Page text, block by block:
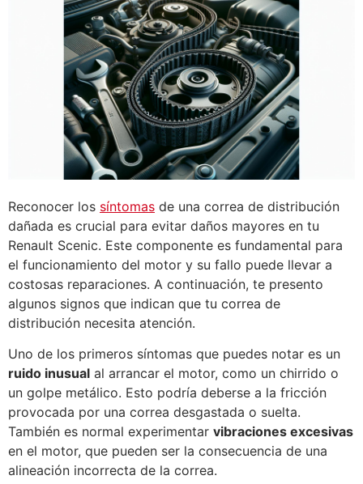
Reconocer los síntomas de una correa de distribución
dañada es crucial para evitar daños mayores en tu
Renault Scenic. Este componente es fundamental para
el funcionamiento del motor y su fallo puede llevar a
costosas reparaciones. A continuación, te presento
algunos signos que indican que tu correa de
distribución necesita atención.
Uno de los primeros síntomas que puedes notar es un
ruido inusual al arrancar el motor, como un chirrido o
un golpe metálico. Esto podría deberse a la fricción
provocada por una correa desgastada o suelta.
También es normal experimentar vibraciones excesivas
en el motor, que pueden ser la consecuencia de una
alineación incorrecta de la correa.